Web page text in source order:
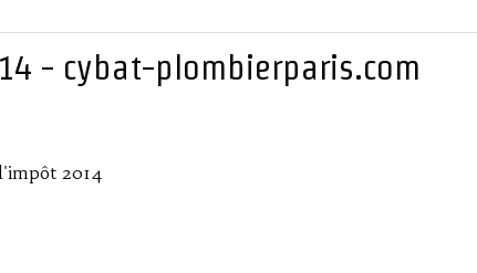
- cybat-plombierparis.com
2014